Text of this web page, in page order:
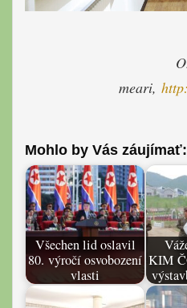
meari,
Mohlo by Vás záujímať:
Všechen lid oslavil
80. výročí osvobození
vlasti
KIM